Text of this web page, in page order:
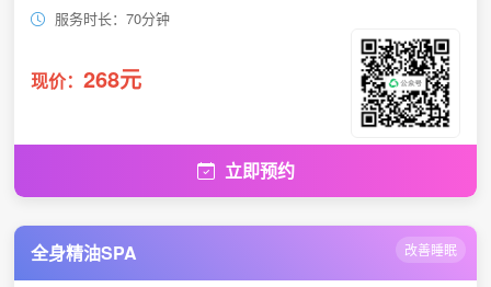
服务时长：70分钟
现价： 268元
立即预约
全身精油SPA 改善睡眠